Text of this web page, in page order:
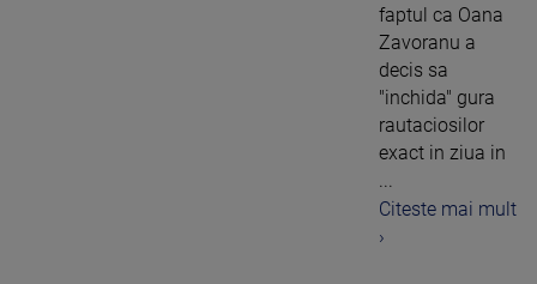
faptul ca Oana
Zavoranu a
decis sa
"inchida" gura
rautaciosilor
exact in ziua in
Citeste mai mult
›